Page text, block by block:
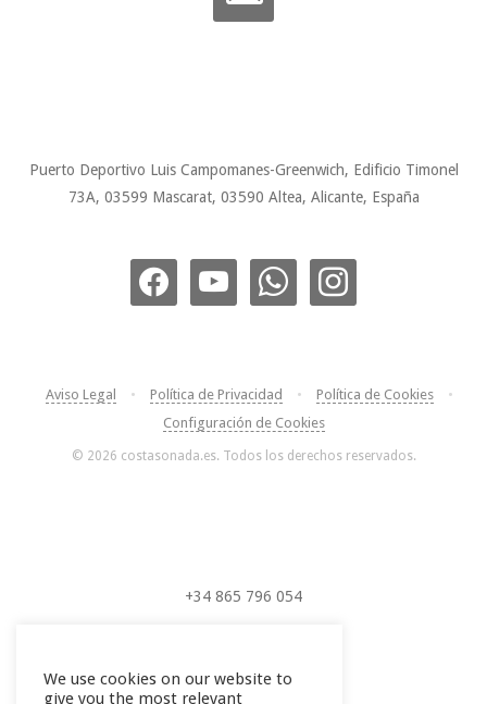
Puerto Deportivo Luis Campomanes-Greenwich, Edificio Timonel
73A, 03599 Mascarat, 03590 Altea, Alicante, España
Aviso Legal • Política de Privacidad • Política de Cookies
•
Configuración de Cookies
© 2026 costasonada.es. Todos los derechos reservados.
+34 865 796 054
We use cookies on our website to
give you the most relevant